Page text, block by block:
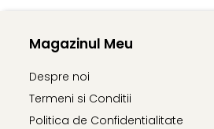
Magazinul Meu
Despre noi
Termeni si Conditii
Politica de Confidentialitate